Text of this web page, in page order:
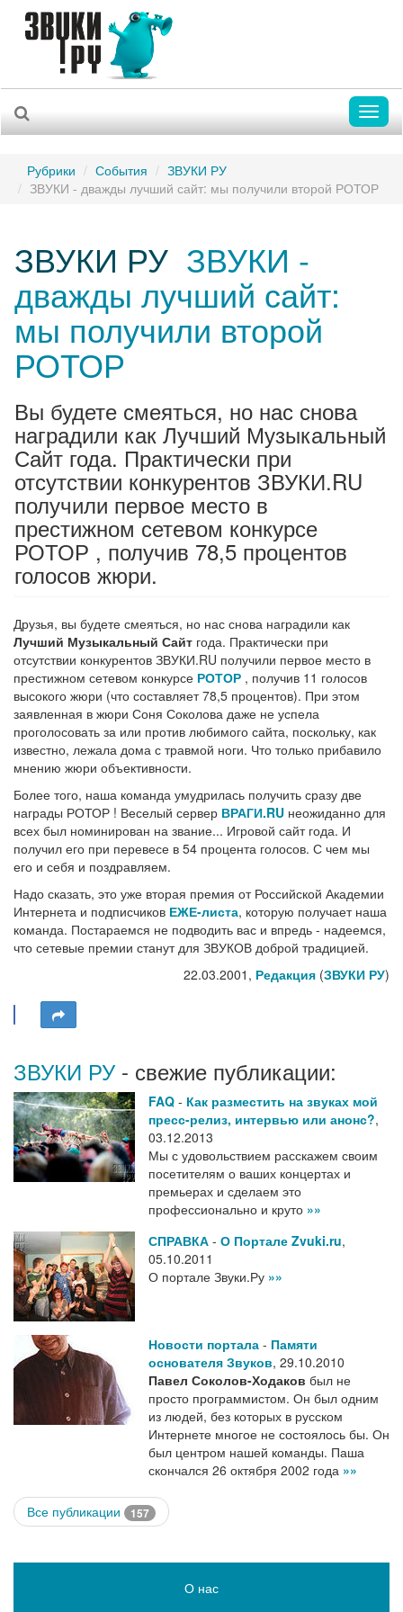
Рубрики События
ЗВУКИ РУ
ЗВУКИ - дважды лучший сайт: мы получили второй РОТОР
ЗВУКИ РУ ЗВУКИ -
дважды лучший сайт:
мы получили второй
РОТОР
Вы будете смеяться, но нас снова
наградили как Лучший Музыкальный
Сайт года. Практически при
отсутствии конкурентов ЗВУКИ.RU
получили первое место в
престижном сетевом конкурсе
РОТОР , получив 78,5 процентов
голосов жюри.
Друзья, вы будете смеяться, но нас снова наградили как
Лучший Музыкальный Сайт года. Практически при
отсутствии конкурентов ЗВУКИ.RU получили первое место в
престижном сетевом конкурсе РОТОР , получив 11 голосов
высокого жюри (что составляет 78,5 процентов). При этом
заявленная в жюри Соня Соколова даже не успела
проголосовать за или против любимого сайта, поскольку, как
известно, лежала дома с травмой ноги. Что только прибавило
мнению жюри объективности.
Более того, наша команда умудрилась получить сразу две
награды РОТОР ! Веселый сервер ВРАГИ.RU неожиданно для
всех был номинирован на звание... Игровой сайт года. И
получил его при перевесе в 54 процента голосов. С чем мы
его и себя и поздравляем.
Надо сказать, это уже вторая премия от Российской Академии
Интернета и подписчиков ЕЖЕ-листа, которую получает наша
команда. Постараемся не подводить вас и впредь - надеемся,
что сетевые премии станут для ЗВУКОВ доброй традицией.
22.03.2001, Редакция (ЗВУКИ РУ)
ЗВУКИ РУ- свежие публикации:
FAQ - Как разместить на звуках мой
пресс-релиз, интервью или анонс?,
03.12.2013
Мы с удовольствием расскажем своим
посетителям о ваших концертах и
премьерах и сделаем это
профессионально и круто »»
СПРАВКА - О Портале Zvuki.ru,
05.10.2011
О портале Звуки.Ру »»
Новости портала - Памяти
основателя Звуков, 29.10.2010
Павел Соколов-Ходаков был не
просто программистом. Он был одним
из людей, без которых в русском
Интернете многое не состоялось бы. Он
был центром нашей команды. Паша
скончался 26 октября 2002 года »»
Все публикации 157
О нас